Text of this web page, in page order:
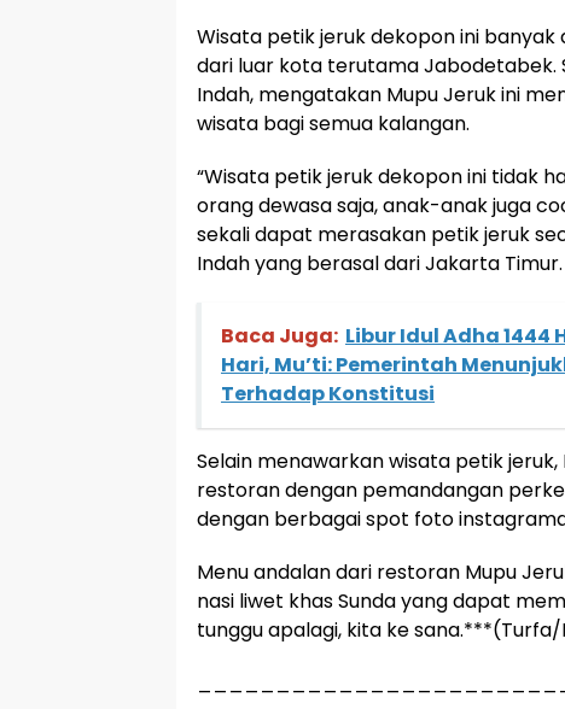
Wisata petik jeruk dekopon ini
dari luar kota terutama Jabodetabek.
Indah, mengatakan Mupu Jeruk ini
wisata bagi semua kalangan.
“Wisata petik jeruk dekopon ini tidak
orang dewasa saja, anak-anak juga
sekali dapat merasakan petik jeruk
Indah yang berasal dari Jakarta Timur.
Baca Juga: Libur Idul Adha 1444
Hari, Mu’ti: Pemerintah
Terhadap Konstitusi
Selain menawarkan wisata petik
restoran dengan pemandangan
dengan berbagai spot foto
Menu andalan dari restoran Mupu
nasi liwet khas Sunda yang dapat
tunggu apalagi, kita ke